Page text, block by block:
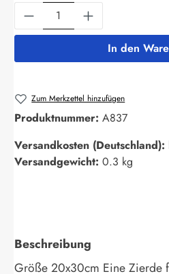
Produkt Anzahl: Gib
In den
Zum Merkzettel hinzufügen
Produktnummer: A837
Versandkosten (Deutschland):
Versandgewicht: 0.3 kg
Beschreibung
Größe 20x30cm Eine Zierde